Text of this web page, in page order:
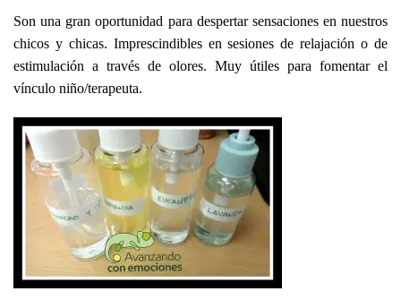
Son una gran oportunidad para despertar sensaciones en nuestros
chicos y chicas. Imprescindibles en sesiones de relajación o de
estimulación a través de olores. Muy útiles para fomentar el
vínculo niño/terapeuta.